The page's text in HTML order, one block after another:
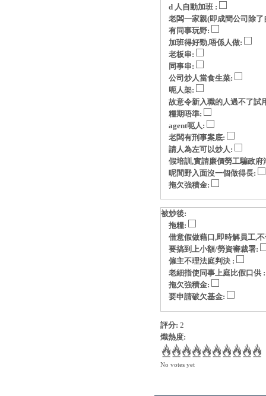
d 人自動加班 :
老闆一家親(即成間公司除
有同事玩野:
加班得好勁,唔係人做:
老板串:
同事串:
公司炒人當食生菜:
呃人架:
故意令新入職的人過不了試
糧期唔準:
agent呃人:
老闆有刑事案底:
請人為左可以炒人:
假培訓,實請廉價勞工騙政
呢間野入面沒一個做得長:
拖欠強積金:
被炒後:
拖糧:
借意假做藉口,即時解員工,
要搞到上小額/勞資審裁署:
僱主不理法庭判決 :
老細指使同事上庭比假口供
拖欠強積金:
要申請破欠基金:
評分: 2
熾熱度:
No votes yet